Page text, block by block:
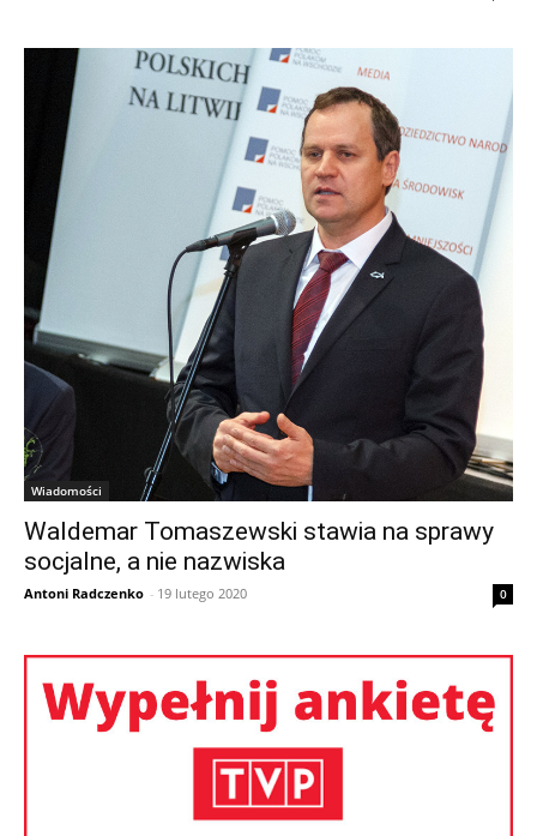
Wiadomości
Waldemar Tomaszewski stawia na sprawy
socjalne, a nie nazwiska
Antoni Radczenko - 19 lutego 2020 0